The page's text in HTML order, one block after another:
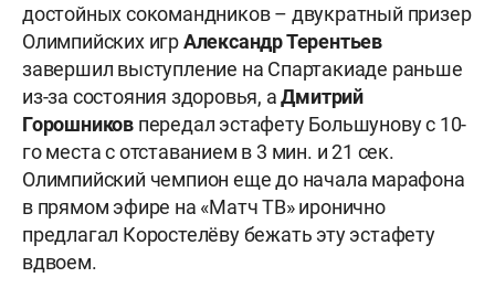
достойных сокомандников – двукратный призер
Олимпийских игрАлександр Терентьев
завершил выступление на Спартакиаде раньше
из-за состояния здоровья, аДмитрий
Горошников передал эстафету Большунову с 10-
го места с отставанием в 3 мин. и 21 сек.
Олимпийский чемпион еще до начала марафона
в прямом эфире на «Матч ТВ» иронично
предлагал Коростелёву бежать эту эстафету
вдвоем.